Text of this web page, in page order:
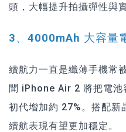
頭，大幅提升拍攝彈性與
3、4000mAh 大容量
續航力一直是纖薄手機常
聞 iPhone Air 2 將把電池
初代增加約 27%。搭配新
續航表現有望更加穩定。